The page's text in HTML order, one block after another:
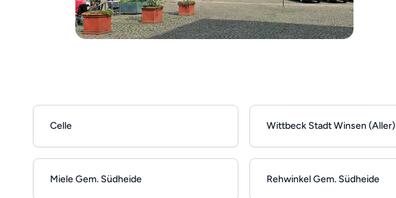
Celle Wittbeck Stadt Winsen (Aller)
Miele Gem. Südheide Rehwinkel Gem. Südheide